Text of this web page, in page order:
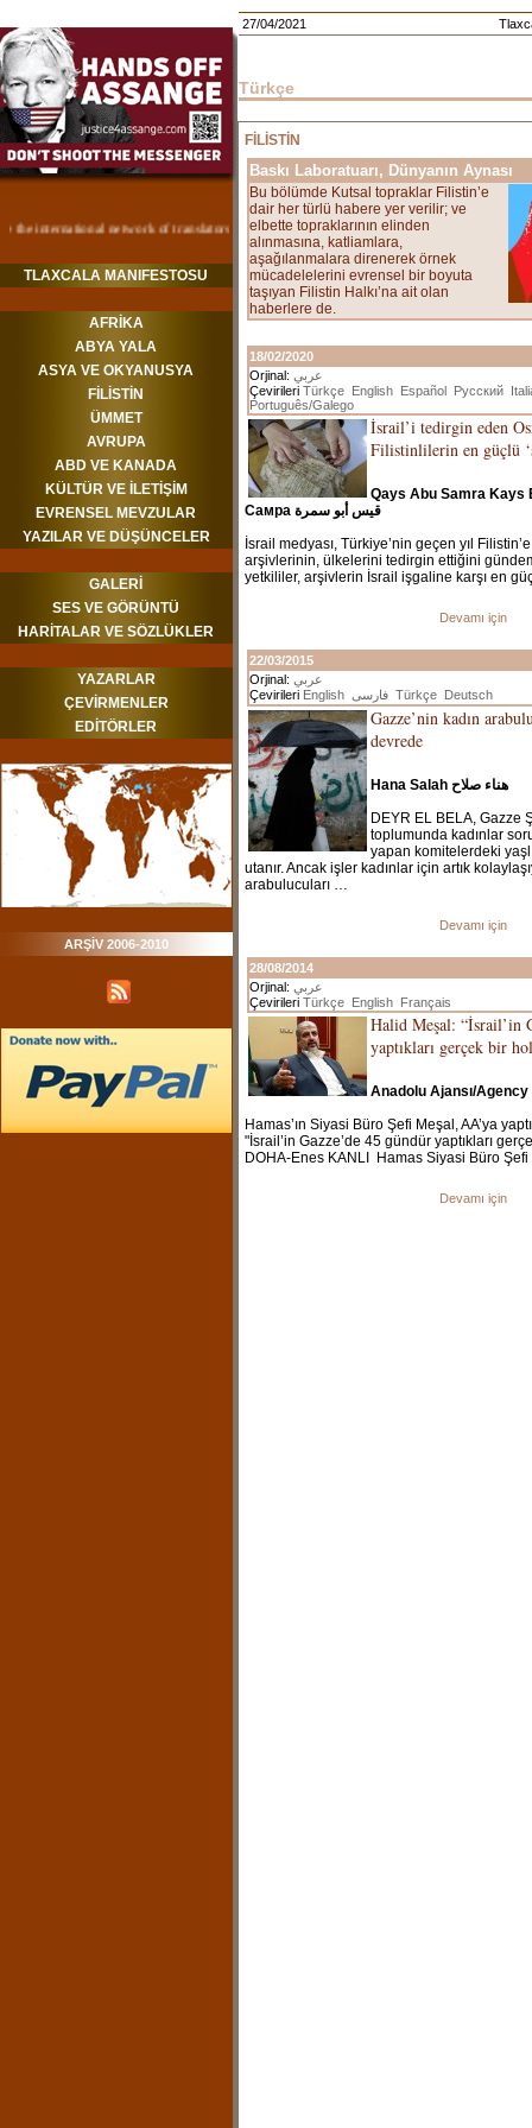
TLAXCALA MANIFESTOSU
AFRİKA
ABYA YALA
ASYA VE OKYANUSYA
FİLİSTİN
ÜMMET
AVRUPA
ABD VE KANADA
KÜLTÜR VE İLETİŞİM
EVRENSEL MEVZULAR
YAZILAR VE DÜŞÜNCELER
GALERİ
SES VE GÖRÜNTÜ
HARİTALAR VE SÖZLÜKLER
YAZARLAR
ÇEVİRMENLER
EDİTÖRLER
ARŞİV 2006-2010
27/04/2021
Türkçe
FİLİSTİN
Baskı Laboratuarı, Dünyanın Aynası
Bu bölümde Kutsal topraklar Filistin’e
dair her türlü habere yer verilir; ve
elbette topraklarının elinden
alınmasına, katliamlara,
aşağılanmalara direnerek örnek
mücadelelerini evrensel bir boyuta
taşıyan Filistin Halkı’na ait olan
haberlere de.
18/02/2020
Orjinal:عربي
ÇevirileriTürkçe English Español Русский
Português/Galego
İsrail’i tedirgin eden
Filistinlilerin en güçlü
Qays Abu Samra Kays
Самра قيس أبو سمرة
İsrail medyası, Türkiye’nin geçen yıl Filistin’e
arşivlerinin, ülkelerini tedirgin ettiğini
yetkililer, arşivlerin İsrail işgaline karşı en
Devamı için
22/03/2015
Orjinal:عربي
Çevirileri English فارسی Türkçe Deutsch
Gazze’nin kadın
devrede
Hana Salah هناء صلاح
DEYR EL BELA, Gazze
toplumunda kadınlar
yapan komitelerdeki
utanır. Ancak işler kadınlar için artık
arabulucuları …
Devamı için
28/08/2014
Orjinal:عربي
ÇevirileriTürkçe English Français
Halid Meşal: “İsrail’in
yaptıkları gerçek bir
Hamas’ın Siyasi Büro Şefi Meşal, AA’ya
"İsrail’in Gazze’de 45 gündür yaptıkları
DOHA-Enes KANLI Hamas Siyasi Büro
Devamı için